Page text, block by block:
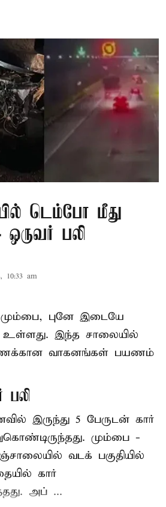
டெம்போ மீது
பலி
10:33 am
மும்பை, புனே இடையே
இந்த சாலையில்
வாகனங்கள் பயணம்
பலி
வில் இருந்து 5 பேருடன் கார்
மும்பை -
வடக் பகுதியில்
கார்
அப் ...